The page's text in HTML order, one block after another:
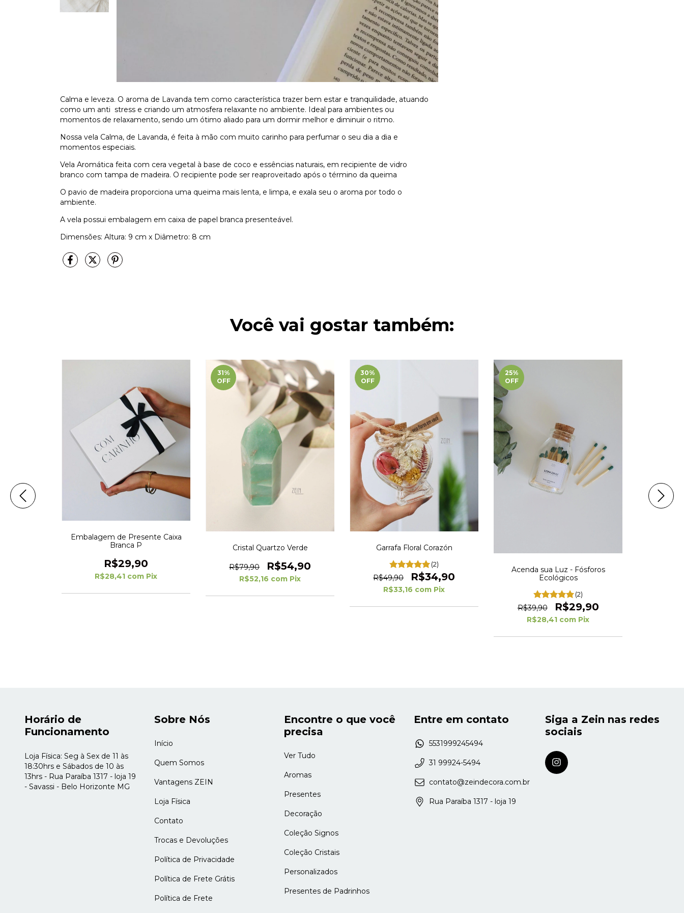
Calma e leveza. O aroma de Lavanda tem como característica trazer bem estar e tranquilidade, atuando
como um anti stress e criando um atmosfera relaxante no ambiente. Ideal para ambientes ou
momentos de relaxamento, sendo um ótimo aliado para um dormir melhor e diminuir o ritmo.
Nossa vela Calma, de Lavanda, é feita à mão com muito carinho para perfumar o seu dia a dia e
momentos especiais.
Vela Aromática feita com cera vegetal à base de coco e essências naturais, em recipiente de vidro
branco com tampa de madeira. O recipiente pode ser reaproveitado após o término da queima
O pavio de madeira proporciona uma queima mais lenta, e limpa, e exala seu o aroma por todo o
ambiente.
A vela possui embalagem em caixa de papel branca presenteável.
Dimensões: Altura: 9 cm x Diâmetro: 8 cm
Você vai gostar também:
Embalagem de Presente Caixa
Branca P
R$29,90
R$28,41 com Pix
31%
OFF
Cristal Quartzo Verde
R$79,90 R$54,90
R$52,16 com Pix
30%
OFF
Garrafa Floral Corazón
(2)
R$49,90 R$34,90
R$33,16 com Pix
25%
OFF
Acenda sua Luz - Fósforos
Ecológicos
(2)
R$39,90 R$29,90
R$28,41 com Pix
Horário de
Funcionamento
Loja Física: Seg à Sex de 11 às
18:30hrs e Sábados de 10 às
13hrs - Rua Paraíba 1317 - loja 19
- Savassi - Belo Horizonte MG
Sobre Nós
Início
Quem Somos
Vantagens ZEIN
Loja Física
Contato
Trocas e Devoluções
Política de Privacidade
Política de Frete Grátis
Política de Frete
Encontre o que você
precisa
Ver Tudo
Aromas
Presentes
Decoração
Coleção Signos
Coleção Cristais
Personalizados
Presentes de Padrinhos
Entre em contato
5531999245494
31 99924-5494
contato@zeindecora.com.br
Rua Paraíba 1317 - loja 19
Siga a Zein nas redes
sociais